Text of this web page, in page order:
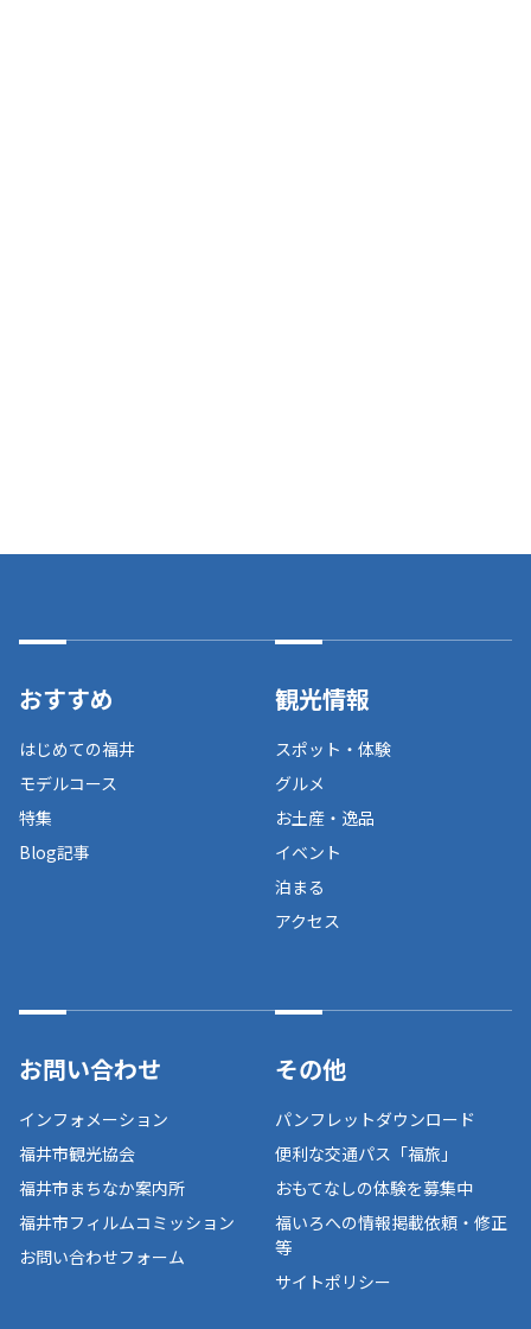
おすすめ
はじめての福井
モデルコース
特集
Blog記事
観光情報
スポット・体験
グルメ
お土産・逸品
イベント
泊まる
アクセス
お問い合わせ
インフォメーション
福井市観光協会
福井市まちなか案内所
福井市フィルムコミッション
お問い合わせフォーム
その他
パンフレットダウンロード
便利な交通パス「福旅」
おもてなしの体験を募集中
福いろへの情報掲載依頼・修正
等
サイトポリシー